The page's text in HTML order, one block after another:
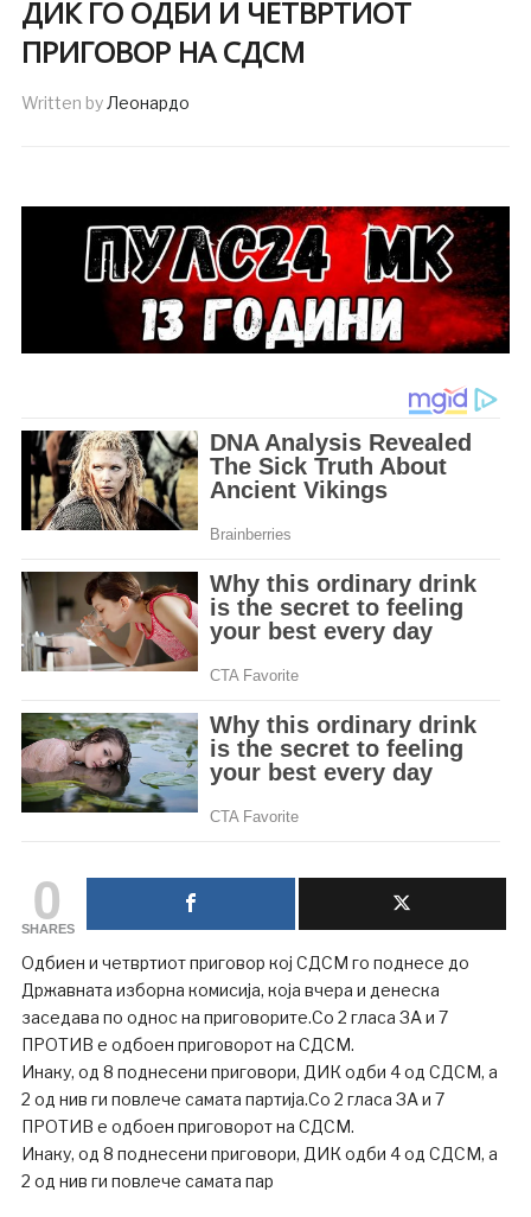
ДИК ГО ОДБИ И ЧЕТВРТИОТ
ПРИГОВОР НА СДСМ
Written byЛеонардо
0
SHARES
Одбиен и четвртиот приговор кој СДСМ го поднесе до
Државната изборна комисија, која вчера и денеска
заседава по однос на приговорите.Со 2 гласа ЗА и 7
ПРОТИВ е одбоен приговорот на СДСМ.
Инаку, од 8 поднесени приговори, ДИК одби 4 од СДСМ, а
2 од нив ги повлече самата партија.Со 2 гласа ЗА и 7
ПРОТИВ е одбоен приговорот на СДСМ.
Инаку, од 8 поднесени приговори, ДИК одби 4 од СДСМ, а
2 од нив ги повлече самата пар